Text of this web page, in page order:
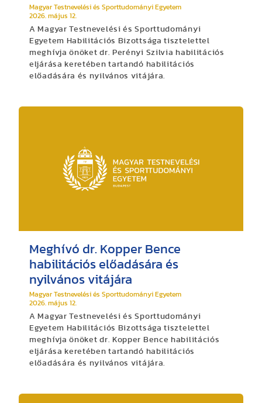
Magyar Testnevelési és Sporttudományi Egyetem
2026. május 12.
A Magyar Testnevelési és Sporttudományi
Egyetem Habilitációs Bizottsága tisztelettel
meghívja önöket dr. Perényi Szilvia habilitációs
eljárása keretében tartandó habilitációs
előadására és nyilvános vitájára.
Meghívó dr. Kopper Bence
habilitációs előadására és
nyilvános vitájára
Magyar Testnevelési és Sporttudományi Egyetem
2026. május 12.
A Magyar Testnevelési és Sporttudományi
Egyetem Habilitációs Bizottsága tisztelettel
meghívja önöket dr. Kopper Bence habilitációs
eljárása keretében tartandó habilitációs
előadására és nyilvános vitájára.